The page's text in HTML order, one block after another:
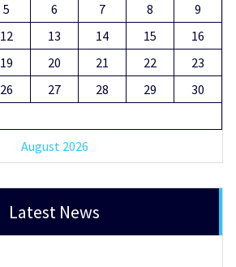
August 2026
5 6 7 8
9
12 13 14 15
16
19 20 21 22
23
26 27 28 29
30
Latest News